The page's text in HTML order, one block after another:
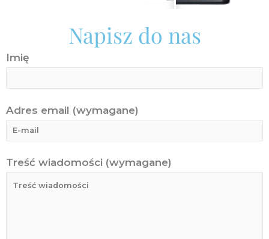
Napisz do nas
Imię
Adres email (wymagane)
Treść wiadomości (wymagane)